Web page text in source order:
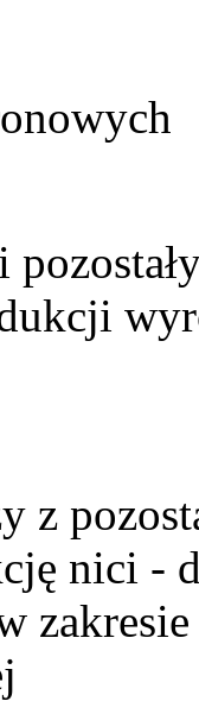
z
nici -